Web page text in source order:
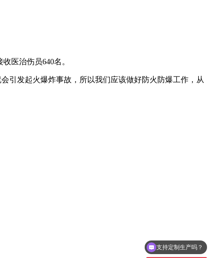
医治伤员640名。
引发起火爆炸事故，所以我们应该做好防火防爆工作，从
支持定制生产吗？